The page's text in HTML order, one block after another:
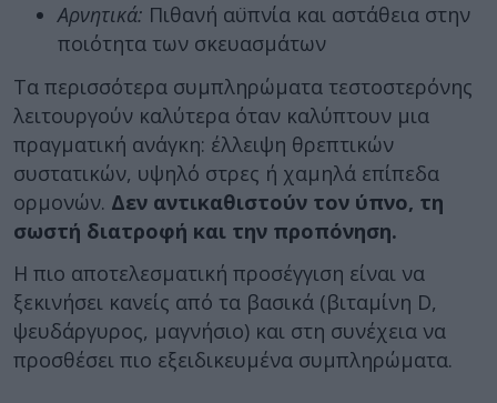
Αρνητικά: Πιθανή αϋπνία και αστάθεια στην
ποιότητα των σκευασμάτων
Τα περισσότερα συμπληρώματα τεστοστερόνης
λειτουργούν καλύτερα όταν καλύπτουν μια
πραγματική ανάγκη: έλλειψη θρεπτικών
συστατικών, υψηλό στρες ή χαμηλά επίπεδα
ορμονών. Δεν αντικαθιστούν τον ύπνο, τη
σωστή διατροφή και την προπόνηση.
Η πιο αποτελεσματική προσέγγιση είναι να
ξεκινήσει κανείς από τα βασικά (βιταμίνη D,
ψευδάργυρος, μαγνήσιο) και στη συνέχεια να
προσθέσει πιο εξειδικευμένα συμπληρώματα.